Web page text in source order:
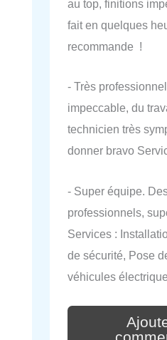
au top, finitions
fait en quelques
recommande !
- Très
impeccable, du
technicien très
donner bravo
- Super équipe.
professionnels,
Services :
de sécurité, Pose
véhicules